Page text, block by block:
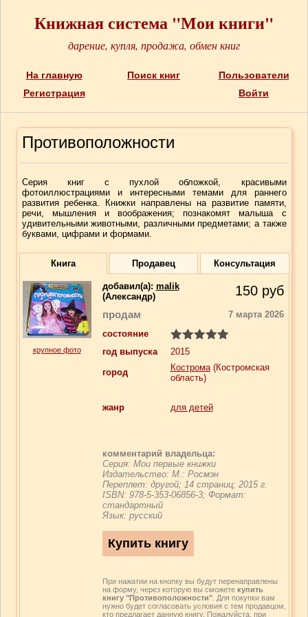
Книжная система "Мои книги"
дарение, купля, продажа, обмен книг
На главную Поиск книг
Пользователи
Регистрация
Войти
Противоположности
Серия книг с пухлой обложкой, красивыми
фотоиллюстрациями и интересными темами для раннего
развития ребенка. Книжки направлены на развитие памяти,
речи, мышления и воображения; познакомят малыша с
удивительными животными, различными предметами; а также
буквами, цифрами и формами.
Книга Продавец Консультация
крупное фото
добавил(a): malik
(Александр)
150 руб
продам
7 марта 2026
состояние
год выпуска
2015
город
Кострома(Костромская
область)
жанр для детей
комментарий владельца:
Серия: Мои первые книжки
Издательство: М.: Росмэн
Переплет: другой; 14 страниц; 2015 г.
ISBN: 978-5-353-06856-3; Формат:
стандартный
Язык: русский
При нажатии на кнопку вы будут перенаправлены
на форму, через которую вы сможете купить
книгу "Противоположности". Для покупки вам
нужно будет согласовать условия с тем продавцом,
кто предлагает данную книгу. Пожалуйста, при